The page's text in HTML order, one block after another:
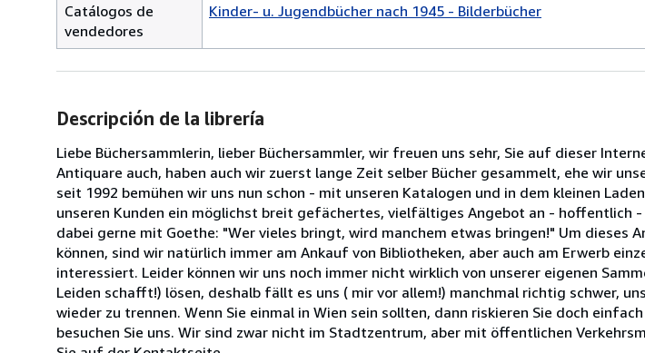
Catálogos de
vendedores
Kinder- u. Jugendbücher nach 1945 - Bilderbücher
Descripción de la librería
Liebe Büchersammlerin, lieber Büchersammler, wir freuen uns sehr, Sie auf dieser
Antiquare auch, haben auch wir zuerst lange Zeit selber Bücher gesammelt, ehe wir
seit 1992 bemühen wir uns nun schon - mit unseren Katalogen und in dem kleinen
unseren Kunden ein möglichst breit gefächertes, vielfältiges Angebot an - hoffentlich
dabei gerne mit Goethe: "Wer vieles bringt, wird manchem etwas bringen!" Um dieses
können, sind wir natürlich immer am Ankauf von Bibliotheken, aber auch am Erwerb
interessiert. Leider können wir uns noch immer nicht wirklich von unserer eigenen
Leiden schafft!) lösen, deshalb fällt es uns ( mir vor allem!) manchmal richtig schwer,
wieder zu trennen. Wenn Sie einmal in Wien sein sollten, dann riskieren Sie doch
besuchen Sie uns. Wir sind zwar nicht im Stadtzentrum, aber mit öffentlichen